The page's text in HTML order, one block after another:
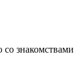
знакомствами